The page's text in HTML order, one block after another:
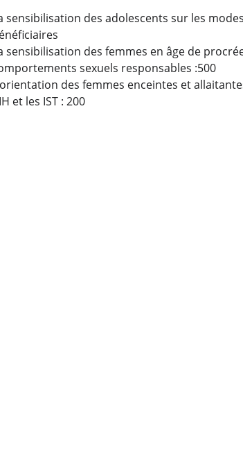
sensibilisation des adolescents sur les
sensibilisation des femmes en âge de
sexuels responsables :500
des femmes enceintes et
et les IST : 200